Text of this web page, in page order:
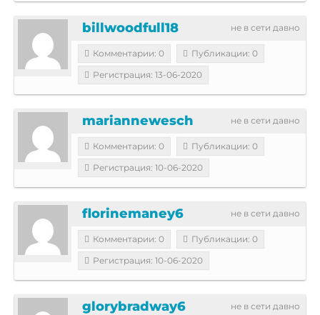
не в сети давно
billwoodfull18
Комментарии: 0
Публикации: 0
Регистрация: 13-06-2020
не в сети давно
mariannewesch
Комментарии: 0
Публикации: 0
Регистрация: 10-06-2020
не в сети давно
florinemaney6
Комментарии: 0
Публикации: 0
Регистрация: 10-06-2020
не в сети давно
glorybradway6